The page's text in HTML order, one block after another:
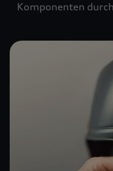
Komponenten